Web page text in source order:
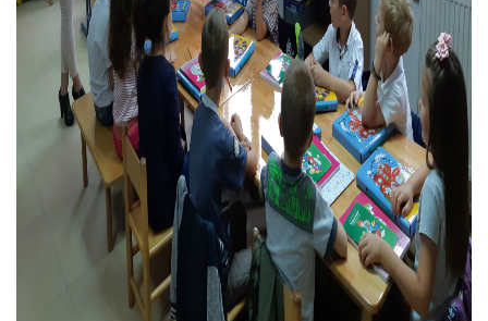
ПРИВРЕДА
Пољопривреда
Туризам
Спорт
ЦИВИЛНА ЗАШТИТА
КОНТАКТ